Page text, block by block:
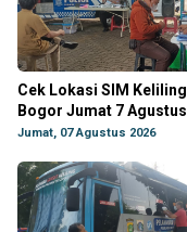
Cek Lokasi SIM Keliling
Bogor Jumat 7
Jumat, 07 Agustus 2026